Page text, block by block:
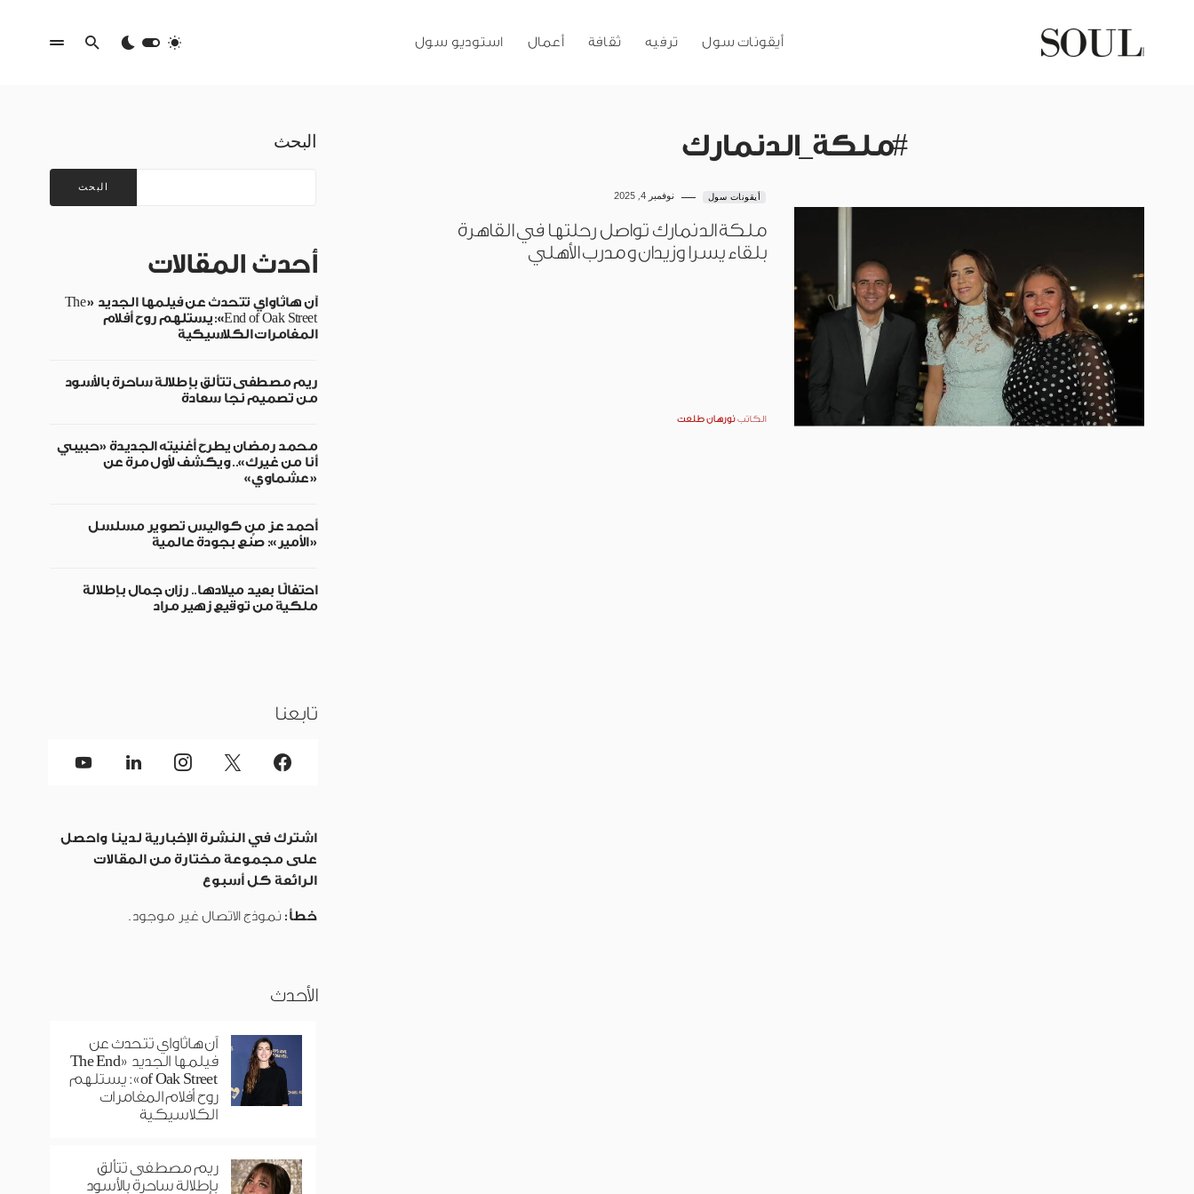
أيقونات سول ترفيه ثقافة أعمال استوديو سول
#ملكة_الدنمارك
أيقونات سول نوفمبر 4, 2025
ملكة الدنمارك تواصل رحلتها في القاهرة
بلقاء يسرا وزيدان ومدرب الأهلي
الكاتب نورهان طلعت
البحث
البحث
أحدث المقالات
آن هاثاواي تتحدث عن فيلمها الجديد «The
End of Oak Street»: يستلهم روح أفلام
المغامرات الكلاسيكية
ريم مصطفى تتألق بإطلالة ساحرة بالأسود
من تصميم نجا سعادة
محمد رمضان يطرح أغنيته الجديدة «حبيبي
أنا من غيرك».. ويكشف لأول مرة عن
«عشماوي»
أحمد عز من كواليس تصوير مسلسل
«الأمير»: صُنع بجودة عالمية
احتفالًا بعيد ميلادها.. رزان جمال بإطلالة
ملكية من توقيع زهير مراد
تابعنا
اشترك في النشرة الإخبارية لدينا واحصل
على مجموعة مختارة من المقالات
الرائعة كل أسبوع
خطأ: نموذج الاتصال غير موجود.
الأحدث
آن هاثاواي تتحدث عن
فيلمها الجديد «The End
of Oak Street»: يستلهم
روح أفلام المغامرات
الكلاسيكية
ريم مصطفى تتألق
بإطلالة ساحرة بالأسود